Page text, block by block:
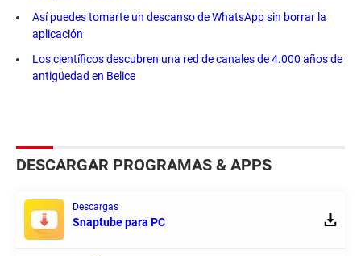
Así puedes tomarte un descanso de WhatsApp sin borrar la
aplicación
Los científicos descubren una red de canales de 4.000 años de
antigüedad en Belice
DESCARGAR PROGRAMAS & APPS
Descargas
Snaptube para PC